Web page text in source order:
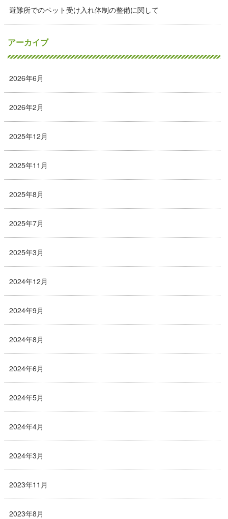
避難所でのペット受け入れ体制の整備に関して
アーカイブ
2026年6月
2026年2月
2025年12月
2025年11月
2025年8月
2025年7月
2025年3月
2024年12月
2024年9月
2024年8月
2024年6月
2024年5月
2024年4月
2024年3月
2023年11月
2023年8月